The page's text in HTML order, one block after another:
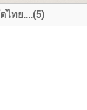
ไทย....(5)